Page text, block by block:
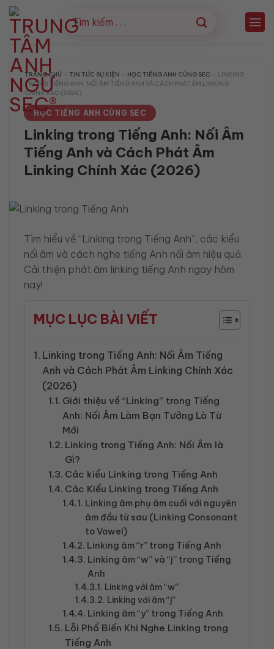
Bỏ
qua
nội
dung
TRANG CHỦ — TIN TỨC SỰ KIỆN — HỌC TIẾNG ANH CÙNG SEC — LINKING
TRONG TIẾNG ANH: NỐI ÂM TIẾNG ANH VÀ CÁCH PHÁT ÂM LINKING
CHÍNH XÁC (2026)
HỌC TIẾNG ANH CÙNG SEC
Linking trong Tiếng Anh: Nối Âm
Tiếng Anh và Cách Phát Âm
Linking Chính Xác (2026)
Tìm hiểu về “Linking trong Tiếng Anh”, các kiểu
nối âm và cách nghe tiếng Anh nối âm hiệu quả.
Cải thiện phát âm linking tiếng Anh ngay hôm
nay!
MỤC LỤC BÀI VIẾT
Linking trong Tiếng Anh: Nối Âm Tiếng
Anh và Cách Phát Âm Linking Chính Xác
(2026)
Giới thiệu về “Linking” trong Tiếng
Anh: Nối Âm Làm Bạn Tưởng Là Từ
Mới
Linking trong Tiếng Anh: Nối Âm là
Gì?
Các kiểu Linking trong Tiếng Anh
Các Kiểu Linking trong Tiếng Anh
Linking âm phụ âm cuối với nguyên
âm đầu từ sau (Linking Consonant
to Vowel)
Linking âm “r” trong Tiếng Anh
Linking âm “w” và “j” trong Tiếng
Anh
Linking với âm “w”
Linking với âm “j”
Linking âm “y” trong Tiếng Anh
Lỗi Phổ Biến Khi Nghe Linking trong
Tiếng Anh